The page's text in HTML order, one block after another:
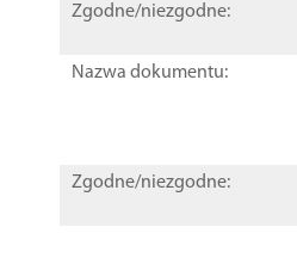
Zgodne/niezgodne:
Nazwa dokumentu:
Zgodne/niezgodne: